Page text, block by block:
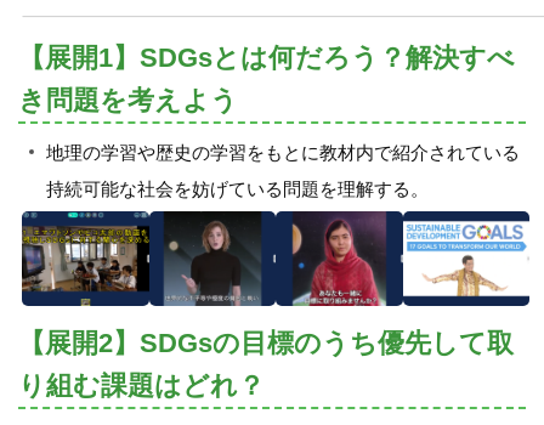
【展開1】SDGsとは何だろう？解決すべ
き問題を考えよう
地理の学習や歴史の学習をもとに教材内で紹介されている
持続可能な社会を妨げている問題を理解する。
【展開2】SDGsの目標のうち優先して取
り組む課題はどれ？